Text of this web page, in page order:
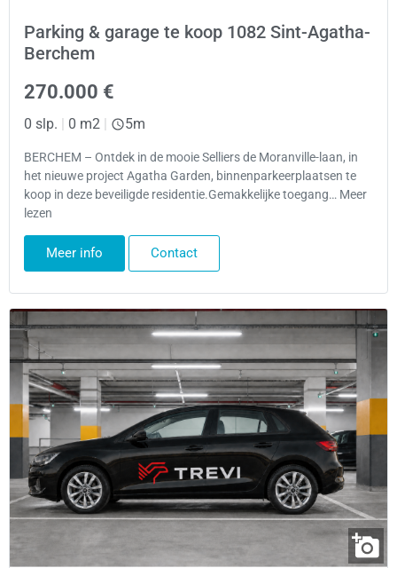
Parking & garage te koop 1082 Sint-Agatha-
Berchem
270.000 €
0 slp. 0 m2 5m
BERCHEM – Ontdek in de mooie Selliers de Moranville-laan, in
het nieuwe project Agatha Garden, binnenparkeerplaatsen te
koop in deze beveiligde residentie.Gemakkelijke toegang… Meer
lezen
Meer info Contact